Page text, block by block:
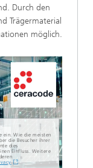
Durch den
Trägermaterial
möglich.
ein. Wie die meisten
die Besucher ihrer
dies
Einfluss. Weitere